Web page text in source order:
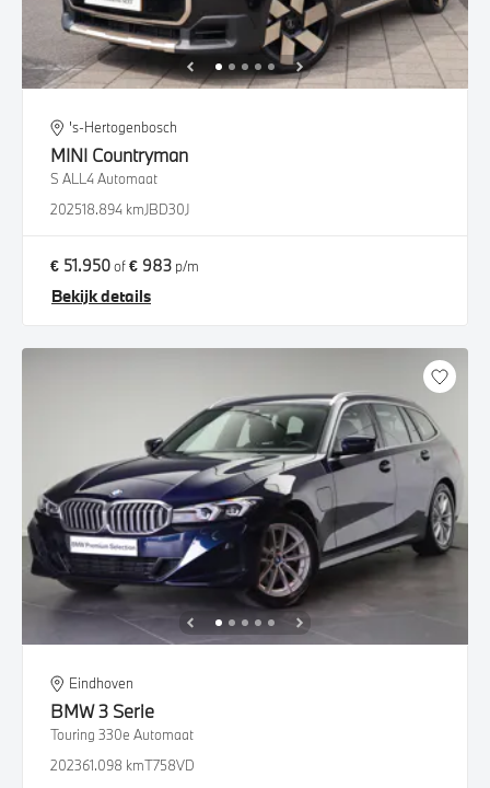
's-Hertogenbosch
MINI Countryman
S ALL4 Automaat
202518.894 kmJBD30J
€ 51.950of€ 983 p/m
Bekijk details
Eindhoven
BMW3 Serie
Touring 330e Automaat
202361.098 kmT758VD